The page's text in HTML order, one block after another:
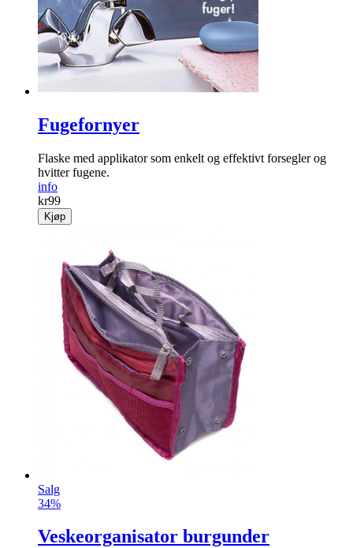
Fugefornyer
Flaske med applikator som enkelt og effektivt forsegler og
hvitter fugene.
info
kr99
Kjøp
Salg
34%
Veskeorganisator burgunder